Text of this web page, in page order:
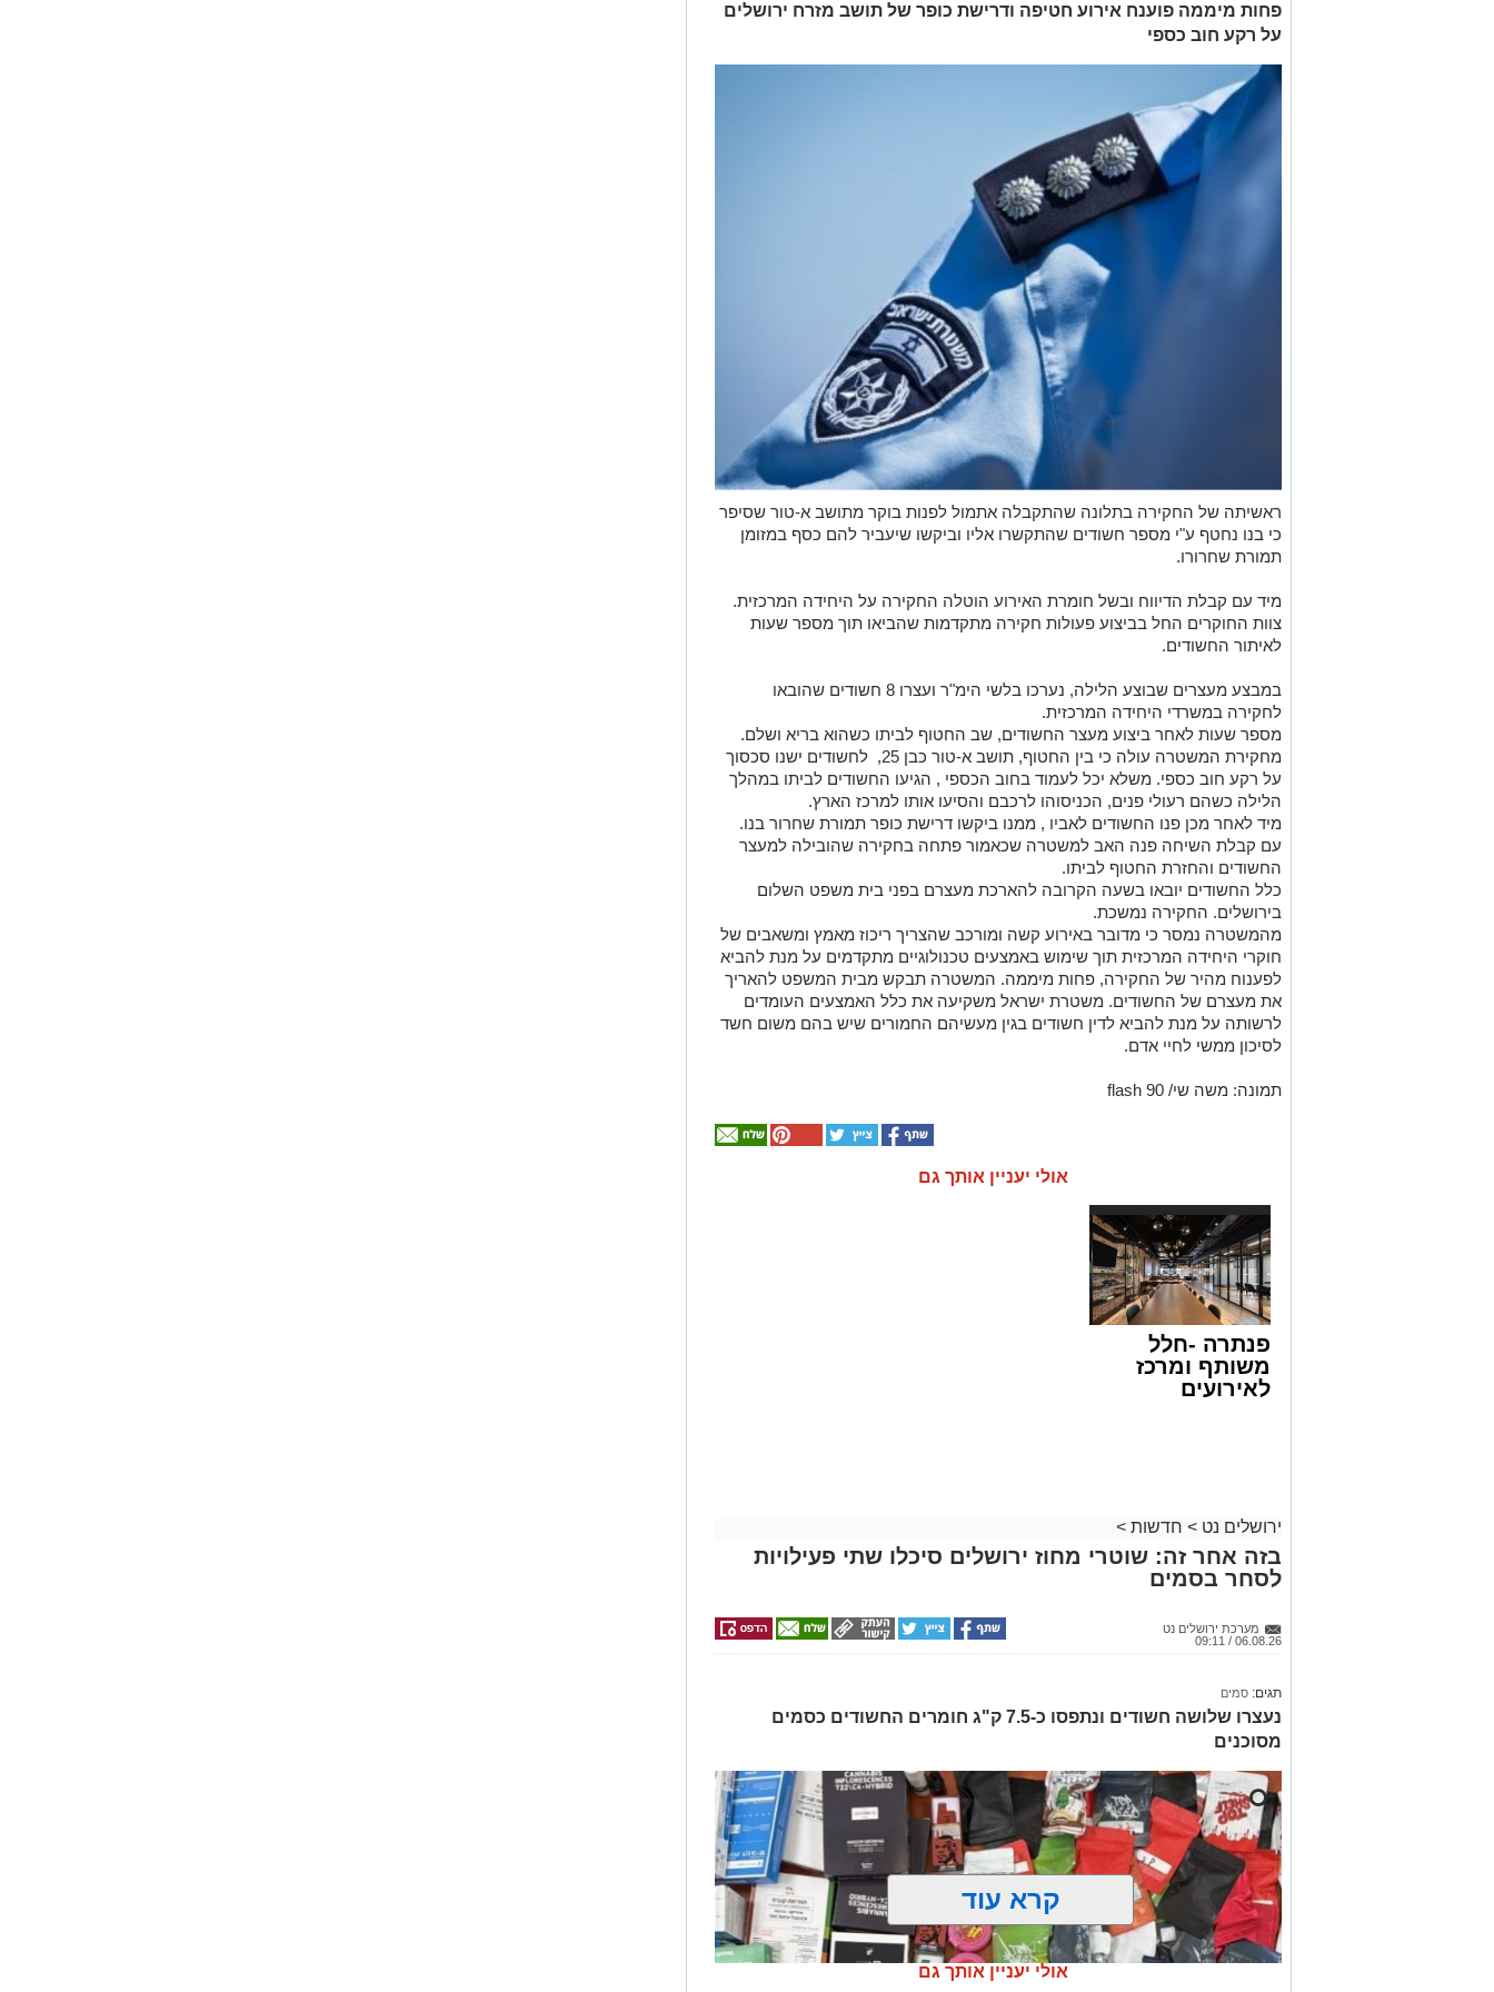
פחות מיממה פוענח אירוע חטיפה ודרישת כופר של תושב מזרח ירושלים
על רקע חוב כספי
ראשיתה של החקירה בתלונה שהתקבלה אתמול לפנות בוקר מתושב א-טור שסיפר
כי בנו נחטף ע"י מספר חשודים שהתקשרו אליו וביקשו שיעביר להם כסף במזומן
תמורת שחרורו.
מיד עם קבלת הדיווח ובשל חומרת האירוע הוטלה החקירה על היחידה המרכזית.
צוות החוקרים החל בביצוע פעולות חקירה מתקדמות שהביאו תוך מספר שעות
לאיתור החשודים.
במבצע מעצרים שבוצע הלילה, נערכו בלשי הימ"ר ועצרו 8 חשודים שהובאו
לחקירה במשרדי היחידה המרכזית.
מספר שעות לאחר ביצוע מעצר החשודים, שב החטוף לביתו כשהוא בריא ושלם.
מחקירת המשטרה עולה כי בין החטוף, תושב א-טור כבן 25, לחשודים ישנו סכסוך
על רקע חוב כספי. משלא יכל לעמוד בחוב הכספי , הגיעו החשודים לביתו במהלך
הלילה כשהם רעולי פנים, הכניסוהו לרכבם והסיעו אותו למרכז הארץ.
מיד לאחר מכן פנו החשודים לאביו , ממנו ביקשו דרישת כופר תמורת שחרור בנו.
עם קבלת השיחה פנה האב למשטרה שכאמור פתחה בחקירה שהובילה למעצר
החשודים והחזרת החטוף לביתו.
כלל החשודים יובאו בשעה הקרובה להארכת מעצרם בפני בית משפט השלום
בירושלים. החקירה נמשכת.
מהמשטרה נמסר כי מדובר באירוע קשה ומורכב שהצריך ריכוז מאמץ ומשאבים של
חוקרי היחידה המרכזית תוך שימוש באמצעים טכנולוגיים מתקדמים על מנת להביא
לפענוח מהיר של החקירה, פחות מיממה. המשטרה תבקש מבית המשפט להאריך
את מעצרם של החשודים. משטרת ישראל משקיעה את כלל האמצעים העומדים
לרשותה על מנת להביא לדין חשודים בגין מעשיהם החמורים שיש בהם משום חשד
לסיכון ממשי לחיי אדם.
תמונה: משה שי/ flash 90
אולי יעניין אותך גם
פנתרה -חלל
משותף ומרכז
לאירועים
ירושלים נט > חדשות >
בזה אחר זה: שוטרי מחוז ירושלים סיכלו שתי פעילויות
לסחר בסמים
מערכת ירושלים נט
06.08.26 / 09:11
תגים: סמים
נעצרו שלושה חשודים ונתפסו כ-7.5 ק"ג חומרים החשודים כסמים
מסוכנים
קרא עוד
אולי יעניין אותך גם